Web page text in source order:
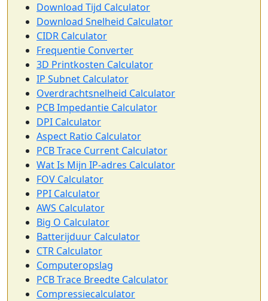
Download Tijd Calculator
Download Snelheid Calculator
CIDR Calculator
Frequentie Converter
3D Printkosten Calculator
IP Subnet Calculator
Overdrachtsnelheid Calculator
PCB Impedantie Calculator
DPI Calculator
Aspect Ratio Calculator
PCB Trace Current Calculator
Wat Is Mijn IP-adres Calculator
FOV Calculator
PPI Calculator
AWS Calculator
Big O Calculator
Batterijduur Calculator
CTR Calculator
Computeropslag
PCB Trace Breedte Calculator
Compressiecalculator